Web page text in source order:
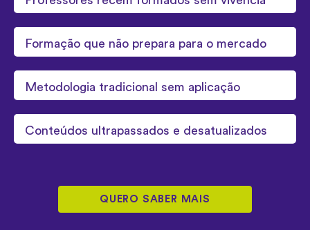
Formação que não prepara para o mercado
Metodologia tradicional sem aplicação
Conteúdos ultrapassados e desatualizados
QUERO SABER MAIS